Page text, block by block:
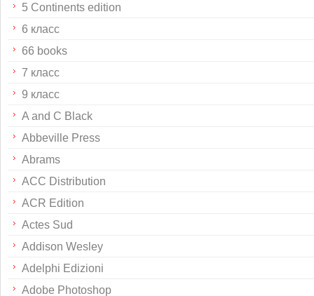
5 Continents edition
6 класс
66 books
7 класс
9 класс
A and C Black
Abbeville Press
Abrams
ACC Distribution
ACR Edition
Actes Sud
Addison Wesley
Adelphi Edizioni
Adobe Photoshop